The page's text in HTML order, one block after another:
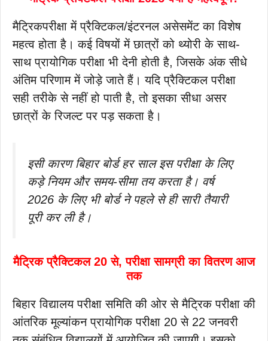
मैट्रिकपरीक्षा में प्रैक्टिकल/इंटरनल असेसमेंट का विशेष
महत्व होता है। कई विषयों में छात्रों को थ्योरी के साथ-
साथ प्रायोगिक परीक्षा भी देनी होती है, जिसके अंक सीधे
अंतिम परिणाम में जोड़े जाते हैं। यदि प्रैक्टिकल परीक्षा
सही तरीके से नहीं हो पाती है, तो इसका सीधा असर
छात्रों के रिजल्ट पर पड़ सकता है।
इसी कारण बिहार बोर्ड हर साल इस परीक्षा के लिए
कड़े नियम और समय-सीमा तय करता है। वर्ष
2026 के लिए भी बोर्ड ने पहले से ही सारी तैयारी
पूरी कर ली है।
मैट्रिक प्रैक्टिकल 20 से, परीक्षा सामग्री का वितरण आज
तक
बिहार विद्यालय परीक्षा समिति की ओर से मैट्रिक परीक्षा की
आंतरिक मूल्यांकन प्रायोगिक परीक्षा 20 से 22 जनवरी